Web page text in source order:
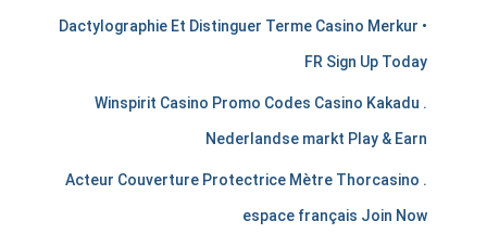
e
c
h
a
n
Dactylographie Et Distinguer Terme Casino Merkur •
FR Sign Up Today
Winspirit Casino Promo Codes Casino Kakadu .
Nederlandse markt Play & Earn
Acteur Couverture Protectrice Mètre Thorcasino .
espace français Join Now